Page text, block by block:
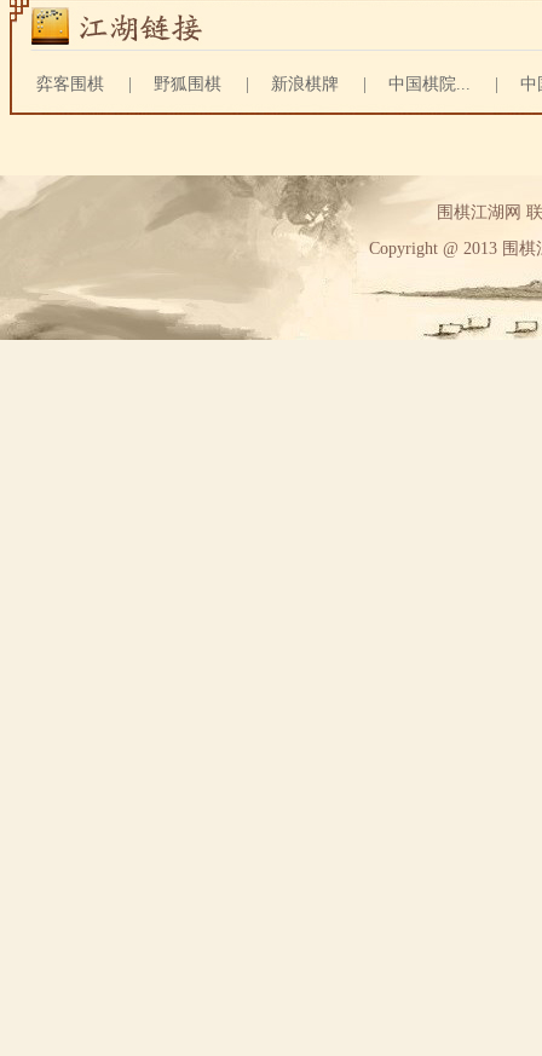
弈客围棋 野狐围棋 新浪棋牌 中国棋院... 中
围棋江湖网
Copyright @ 2013 围